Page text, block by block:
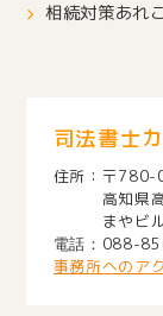
相続対策あれ
司法書士
〒780-
高知県
まやビ
088-
事務所へのア